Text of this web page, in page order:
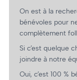
On est à la
bénévoles pour
complètement
Si c’est quelque
joindre à notre
Oui, c’est 100 %